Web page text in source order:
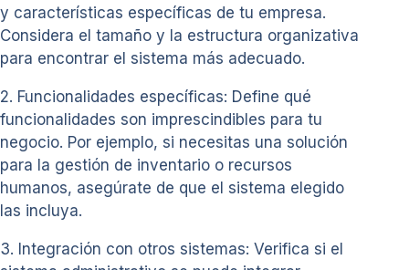
y características específicas de tu empresa.
Considera el tamaño y la estructura organizativa
para encontrar el sistema más adecuado.
2. Funcionalidades específicas: Define qué
funcionalidades son imprescindibles para tu
negocio. Por ejemplo, si necesitas una solución
para la gestión de inventario o recursos
humanos, asegúrate de que el sistema elegido
las incluya.
3. Integración con otros sistemas: Verifica si el